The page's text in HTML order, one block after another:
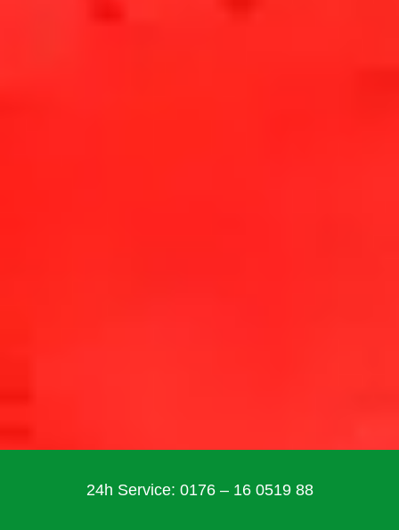
24h Service: 0176 – 16 0519 88